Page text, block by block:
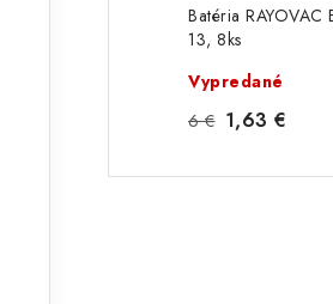
Batéria RAYOVAC
13, 8ks
Vypredané
6 € 1,63 €